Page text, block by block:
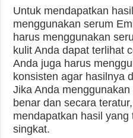
Untuk mendapatkan
menggunakan serum
harus menggunakan
kulit Anda dapat terlihat
Anda juga harus
konsisten agar hasilnya
Jika Anda
benar dan secara
mendapatkan hasil
singkat.